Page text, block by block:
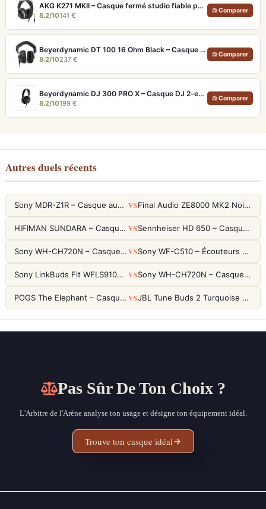
AKG K271 MKII – Casque fermé studio fiable pour une écoute neutre
8.2/10141 €
⚖ Comparer
Beyerdynamic DT 100 16 Ohm Black – Casque studio fermé pour monitoring précis
8.2/10237 €
⚖ Comparer
Beyerdynamic DJ 300 PRO X – Casque DJ 2-en-1 pour club et studio
8.2/10199 €
⚖ Comparer
Autres duels récents
Sony MDR-Z1R – Casque audiophile fermé haute résolution VS Final Audio ZE8000 MK2 Noir – Écouteurs True Wireless audiophiles 8K Sound
HIFIMAN SUNDARA – Casque Planar Magnetic Ouvert Over-Ear Audiophile VS Sennheiser HD 650 – Casque audiophile ouvert pour l'écoute analytique
Sony WH-CH720N – Casque ANC 35h, Ultra-léger (192g) avec Processeur V1 VS Sony WF-C510 – Écouteurs True Wireless compacts, autonomie 22h et multipoint
Sony LinkBuds Fit WFLS910NW Blanc – Écouteurs Sport Ailes ANC VS Sony WH-CH720N – Casque ANC 35h, Ultra-léger (192g) avec Processeur V1
POGS The Elephant – Casque Filaire Enfants 85dB POGS-Safe™ (Éco-Responsable) VS JBL Tune Buds 2 Turquoise – Écouteurs True Wireless avec ANC et autonomie 48h
Pas Sûr De Ton Choix ?
L'Arbitre de l'Arène analyse ton usage et désigne ton équipement idéal.
Trouve ton casque idéal